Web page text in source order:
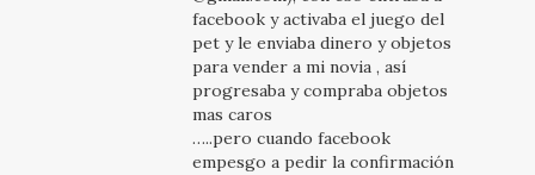
facebook y activaba el juego del
pet y le enviaba dinero y objetos
para vender a mi novia , así
progresaba y compraba objetos
mas caros
…..pero cuando facebook
empesgo a pedir la confirmación